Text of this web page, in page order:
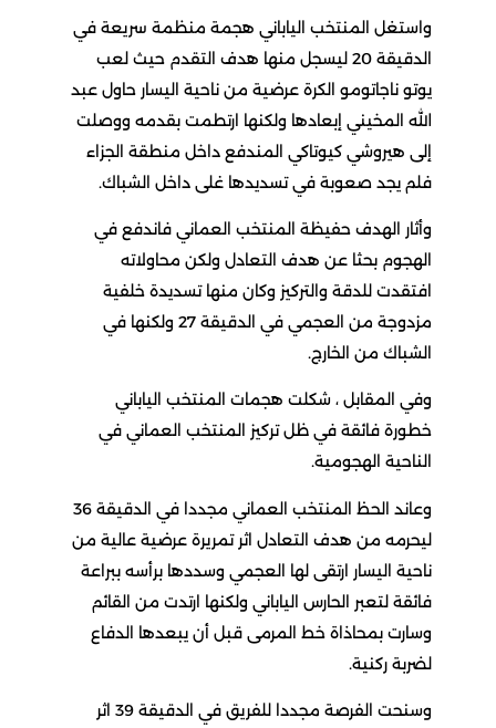
واستغل المنتخب الياباني هجمة منظمة سريعة في
الدقيقة 20 ليسجل منها هدف التقدم حيث لعب
يوتو ناجاتومو الكرة عرضية من ناحية اليسار حاول عبد
الله المخيني إبعادها ولكنها ارتطمت بقدمه ووصلت
إلى هيروشي كيوتاكي المندفع داخل منطقة الجزاء
فلم يجد صعوبة في تسديدها غلى داخل الشباك.
وأثار الهدف حفيظة المنتخب العماني فاندفع في
الهجوم بحثا عن هدف التعادل ولكن محاولاته
افتقدت للدقة والتركيز وكان منها تسديدة خلفية
مزدوجة من العجمي في الدقيقة 27 ولكنها في
الشباك من الخارج.
وفي المقابل ، شكلت هجمات المنتخب الياباني
خطورة فائقة في ظل تركيز المنتخب العماني في
الناحية الهجومية.
وعاند الحظ المنتخب العماني مجددا في الدقيقة 36
ليحرمه من هدف التعادل اثر تمريرة عرضية عالية من
ناحية اليسار ارتقى لها العجمي وسددها برأسه ببراعة
فائقة لتعبر الحارس الياباني ولكنها ارتدت من القائم
وسارت بمحاذاة خط المرمى قبل أن يبعدها الدفاع
لضربة ركنية.
وسنحت الفرصة مجددا للفريق في الدقيقة 39 اثر